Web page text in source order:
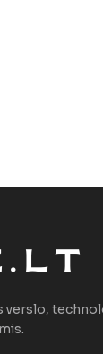
verslo,